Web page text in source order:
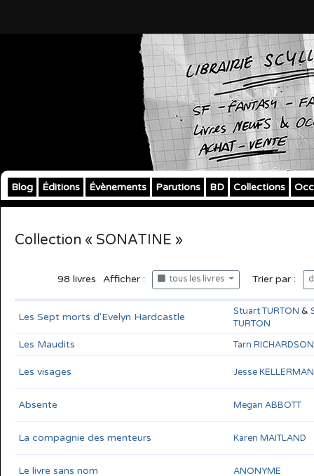
Blog Éditions Évènements Parutions BD Collections
Collection « SONATINE »
98 livres Afficher : tous les livres Trier par :
Les Sept morts d'Evelyn Hardcastle Stuart TURTON &
TURTON
Les Maudits Tarn RICHARDSON
Les visages Jesse KELLERMAN
Absente Megan ABBOTT
La compagnie des menteurs Karen MAITLAND
Le livre sans nom ANONYME